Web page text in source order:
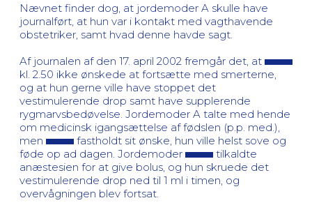
Nævnet finder dog, at jordemoder A skulle have
journalført, at hun var i kontakt med vagthavende
obstetriker, samt hvad denne havde sagt.
Af journalen af den 17. april 2002 fremgår det, at
kl. 2.50 ikke ønskede at fortsætte med smerterne,
og at hun gerne ville have stoppet det
vestimulerende drop samt have supplerende
rygmarvsbedøvelse. Jordemoder A talte med hende
om medicinsk igangsættelse af fødslen (p.p. med.),
men
fastholdt sit ønske, hun ville helst sove og
føde op ad dagen. Jordemoder
tilkaldte
anæstesien for at give bolus, og hun skruede det
vestimulerende drop ned til 1 ml i timen, og
overvågningen blev fortsat.